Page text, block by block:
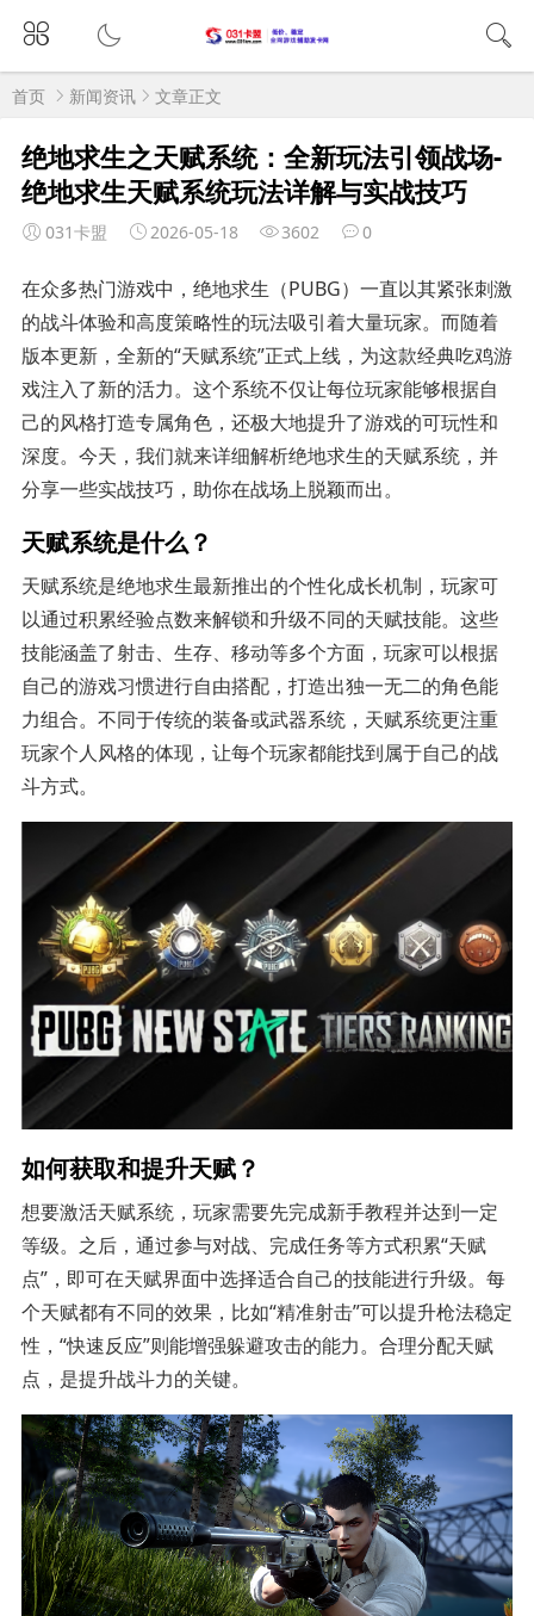
首页 新闻资讯 文章正文
绝地求生之天赋系统：全新玩法引领战场-
绝地求生天赋系统玩法详解与实战技巧
031卡盟 2026-05-18 3602 0
在众多热门游戏中，绝地求生（PUBG）一直以其紧张刺激
的战斗体验和高度策略性的玩法吸引着大量玩家。而随着
版本更新，全新的“天赋系统”正式上线，为这款经典吃鸡游
戏注入了新的活力。这个系统不仅让每位玩家能够根据自
己的风格打造专属角色，还极大地提升了游戏的可玩性和
深度。今天，我们就来详细解析绝地求生的天赋系统，并
分享一些实战技巧，助你在战场上脱颖而出。
天赋系统是什么？
天赋系统是绝地求生最新推出的个性化成长机制，玩家可
以通过积累经验点数来解锁和升级不同的天赋技能。这些
技能涵盖了射击、生存、移动等多个方面，玩家可以根据
自己的游戏习惯进行自由搭配，打造出独一无二的角色能
力组合。不同于传统的装备或武器系统，天赋系统更注重
玩家个人风格的体现，让每个玩家都能找到属于自己的战
斗方式。
如何获取和提升天赋？
想要激活天赋系统，玩家需要先完成新手教程并达到一定
等级。之后，通过参与对战、完成任务等方式积累“天赋
点”，即可在天赋界面中选择适合自己的技能进行升级。每
个天赋都有不同的效果，比如“精准射击”可以提升枪法稳定
性，“快速反应”则能增强躲避攻击的能力。合理分配天赋
点，是提升战斗力的关键。